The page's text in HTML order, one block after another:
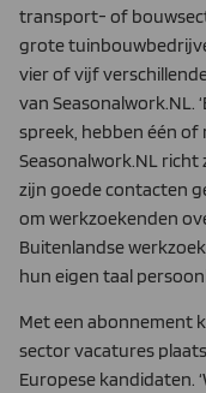
transport- of
grote
vier of vijf
van Seasonalwork.NL.
spreek, hebben één of
Seasonalwork.NL richt
zijn goede contacten
om werkzoekenden
Buitenlandse
hun eigen taal
Met een abonnement
sector vacatures
Europese kandidaten.